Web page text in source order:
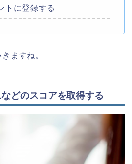
トに登録する
ますね。
どのスコアを取得する